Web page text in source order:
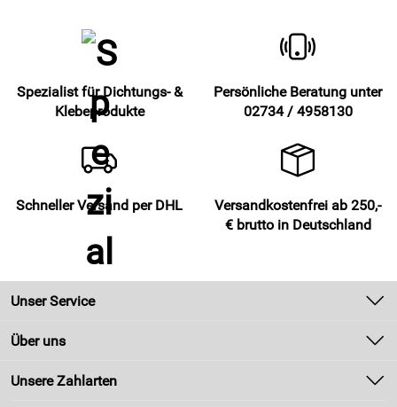
Spezialist für Dichtungs- &
Klebeprodukte
Persönliche Beratung unter
02734 / 4958130
Schneller Versand per DHL
Versandkostenfrei ab 250,-
€ brutto in Deutschland
Unser Service
Kontakt
Zahlung und Versand
Über uns
Unsere Bestseller
Unsere Zahlarten